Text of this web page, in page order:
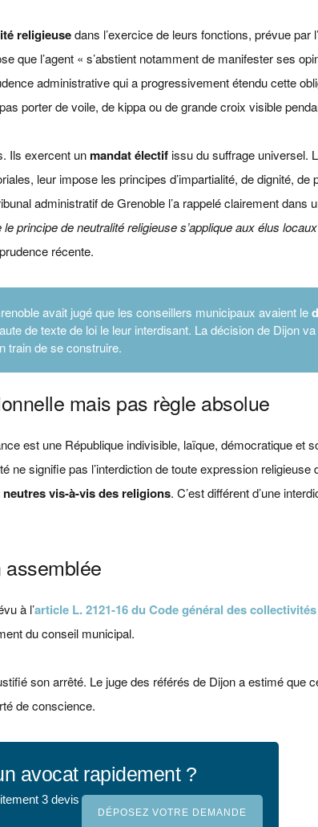
religieusedans l’exercice de leurs fonctions, prévue par
que l’agent « s’abstient notamment de manifester ses
administrative qui a progressivement étendu cette
porter de voile, de kippa ou de grande croix visible
Ils exercent unmandat électifissu du suffrage universel.
leur impose les principes d’impartialité, de dignité, de
administratif de Grenoble l’a rappelé clairement dans
principe de neutralité religieuse s’applique aux élus
récente.
avait jugé que les conseillers municipaux avaient le
de texte de loi le leur interdisant. La décision de Dijon
train de se construire.
mais pas règle absolue
est une République indivisible, laïque, démocratique et
signifie pas l’interdiction de toute expression religieuse
neutres vis-à-vis des religions. C’est différent d’une
assemblée
à l’article L. 2121-16 du Code général des
du conseil municipal.
son arrêté. Le juge des référés de Dijon a estimé que
de conscience.
avocat rapidement ?
DÉPOSEZ VOTRE DEMANDE
3 devis